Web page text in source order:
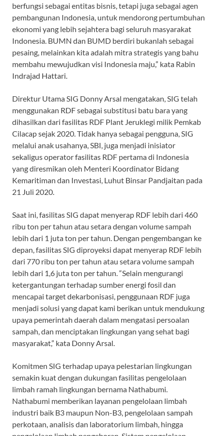
berfungsi sebagai entitas bisnis, tetapi juga sebagai agen
pembangunan Indonesia, untuk mendorong pertumbuhan
ekonomi yang lebih sejahtera bagi seluruh masyarakat
Indonesia. BUMN dan BUMD berdiri bukanlah sebagai
pesaing, melainkan kita adalah mitra strategis yang bahu
membahu mewujudkan visi Indonesia maju,” kata Rabin
Indrajad Hattari.
Direktur Utama SIG Donny Arsal mengatakan, SIG telah
menggunakan RDF sebagai substitusi batu bara yang
dihasilkan dari fasilitas RDF Plant Jeruklegi milik Pemkab
Cilacap sejak 2020. Tidak hanya sebagai pengguna, SIG
melalui anak usahanya, SBI, juga menjadi inisiator
sekaligus operator fasilitas RDF pertama di Indonesia
yang diresmikan oleh Menteri Koordinator Bidang
Kemaritiman dan Investasi, Luhut Binsar Pandjaitan pada
21 Juli 2020.
Saat ini, fasilitas SIG dapat menyerap RDF lebih dari 460
ribu ton per tahun atau setara dengan volume sampah
lebih dari 1 juta ton per tahun. Dengan pengembangan ke
depan, fasilitas SIG diproyeksi dapat menyerap RDF lebih
dari 770 ribu ton per tahun atau setara volume sampah
lebih dari 1,6 juta ton per tahun. “Selain mengurangi
ketergantungan terhadap sumber energi fosil dan
mencapai target dekarbonisasi, penggunaan RDF juga
menjadi solusi yang dapat kami berikan untuk mendukung
upaya pemerintah daerah dalam mengatasi persoalan
sampah, dan menciptakan lingkungan yang sehat bagi
masyarakat,” kata Donny Arsal.
Komitmen SIG terhadap upaya pelestarian lingkungan
semakin kuat dengan dukungan fasilitas pengelolaan
limbah ramah lingkungan bernama Nathabumi.
Nathabumi memberikan layanan pengelolaan limbah
industri baik B3 maupun Non-B3, pengelolaan sampah
perkotaan, analisis dan laboratorium limbah, hingga